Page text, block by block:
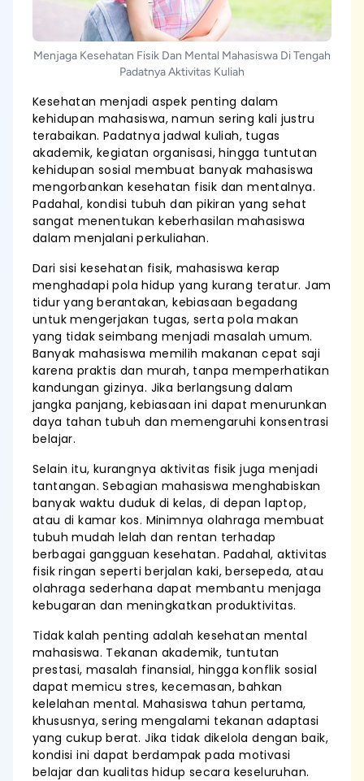
Menjaga Kesehatan Fisik Dan Mental Mahasiswa Di Tengah
Padatnya Aktivitas Kuliah
Kesehatan menjadi aspek penting dalam
kehidupan mahasiswa, namun sering kali justru
terabaikan. Padatnya jadwal kuliah, tugas
akademik, kegiatan organisasi, hingga tuntutan
kehidupan sosial membuat banyak mahasiswa
mengorbankan kesehatan fisik dan mentalnya.
Padahal, kondisi tubuh dan pikiran yang sehat
sangat menentukan keberhasilan mahasiswa
dalam menjalani perkuliahan.
Dari sisi kesehatan fisik, mahasiswa kerap
menghadapi pola hidup yang kurang teratur. Jam
tidur yang berantakan, kebiasaan begadang
untuk mengerjakan tugas, serta pola makan
yang tidak seimbang menjadi masalah umum.
Banyak mahasiswa memilih makanan cepat saji
karena praktis dan murah, tanpa memperhatikan
kandungan gizinya. Jika berlangsung dalam
jangka panjang, kebiasaan ini dapat menurunkan
daya tahan tubuh dan memengaruhi konsentrasi
belajar.
Selain itu, kurangnya aktivitas fisik juga menjadi
tantangan. Sebagian mahasiswa menghabiskan
banyak waktu duduk di kelas, di depan laptop,
atau di kamar kos. Minimnya olahraga membuat
tubuh mudah lelah dan rentan terhadap
berbagai gangguan kesehatan. Padahal, aktivitas
fisik ringan seperti berjalan kaki, bersepeda, atau
olahraga sederhana dapat membantu menjaga
kebugaran dan meningkatkan produktivitas.
Tidak kalah penting adalah kesehatan mental
mahasiswa. Tekanan akademik, tuntutan
prestasi, masalah finansial, hingga konflik sosial
dapat memicu stres, kecemasan, bahkan
kelelahan mental. Mahasiswa tahun pertama,
khususnya, sering mengalami tekanan adaptasi
yang cukup berat. Jika tidak dikelola dengan baik,
kondisi ini dapat berdampak pada motivasi
belajar dan kualitas hidup secara keseluruhan.